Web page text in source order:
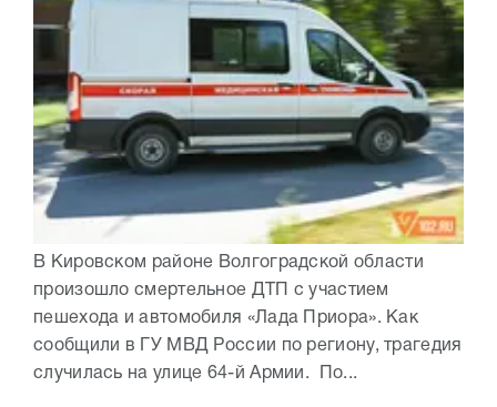
В Кировском районе Волгоградской области
произошло смертельное ДТП с участием
пешехода и автомобиля «Лада Приора». Как
сообщили в ГУ МВД России по региону, трагедия
случилась на улице 64-й Армии. По...